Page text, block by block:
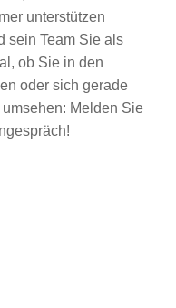
unterstützen
sein Team Sie als
ob Sie in den
oder sich gerade
Melden Sie